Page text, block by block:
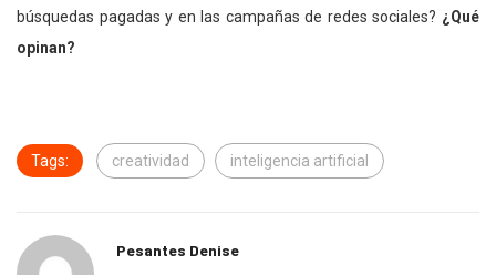
búsquedas pagadas y en las campañas de redes sociales? ¿Qué
opinan?
Tags: creatividad inteligencia artificial
Pesantes Denise